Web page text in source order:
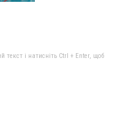
текст і натисніть Ctrl + Enter, щоб